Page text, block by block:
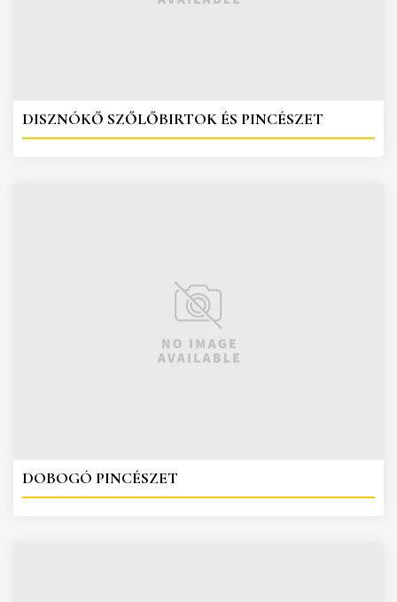
DISZNÓKŐ SZŐLŐBIRTOK ÉS PINCÉSZET
DOBOGÓ PINCÉSZET